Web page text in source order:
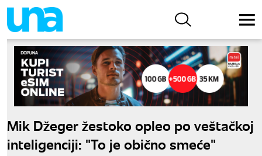
Mik Džeger žestoko opleo po veštačkoj
inteligenciji: "To je obično smeće"